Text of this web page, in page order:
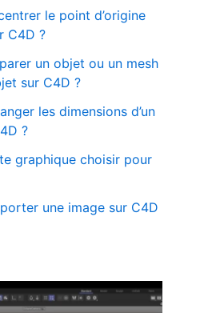
le point d’origine
C4D ?
un objet ou un mesh
sur C4D ?
les dimensions d’un
?
graphique choisir pour
une image sur C4D